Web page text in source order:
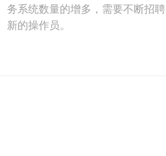
务系统数量的增多，需要不断招聘
新的操作员。